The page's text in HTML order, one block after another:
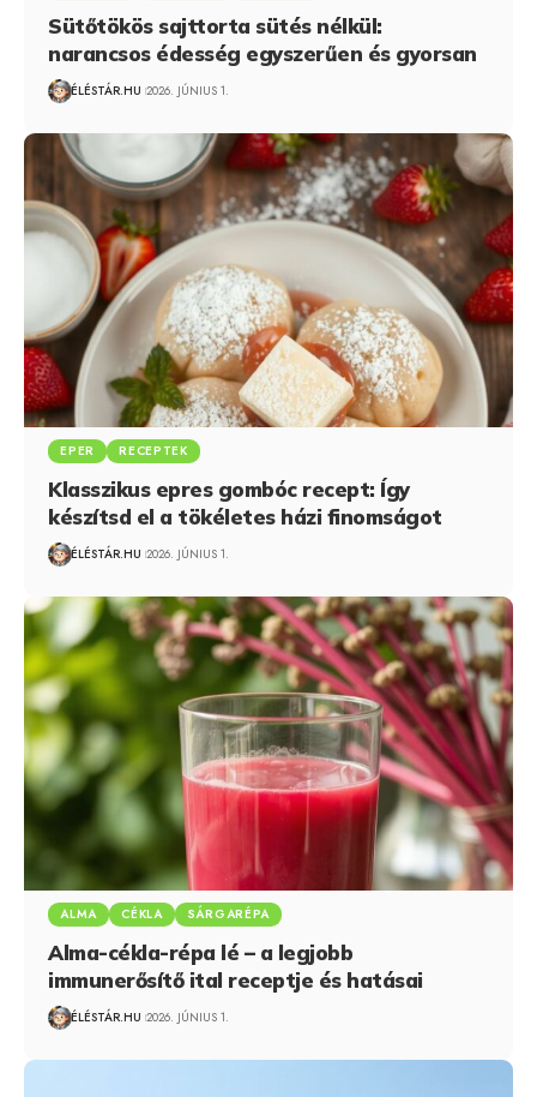
Sütőtökös sajttorta sütés nélkül:
narancsos édesség egyszerűen és gyorsan
ÉLÉSTÁR.HU 2026. JÚNIUS 1.
EPER RECEPTEK
Klasszikus epres gombóc recept: Így
készítsd el a tökéletes házi finomságot
ÉLÉSTÁR.HU 2026. JÚNIUS 1.
ALMA CÉKLA SÁRGARÉPA
Alma-cékla-répa lé – a legjobb
immunerősítő ital receptje és hatásai
ÉLÉSTÁR.HU 2026. JÚNIUS 1.